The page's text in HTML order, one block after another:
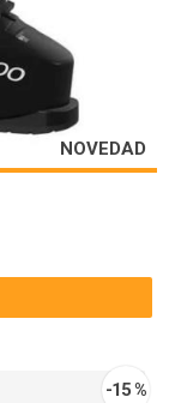
NOVEDAD
-15 %